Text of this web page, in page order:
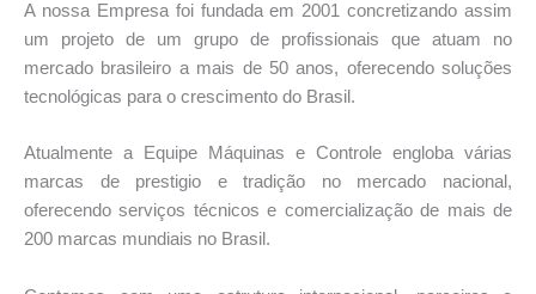
A nossa Empresa foi fundada em 2001 concretizando assim
um projeto de um grupo de profissionais que atuam no
mercado brasileiro a mais de 50 anos, oferecendo soluções
tecnológicas para o crescimento do Brasil.
Atualmente a Equipe Máquinas e Controle engloba várias
marcas de prestigio e tradição no mercado nacional,
oferecendo serviços técnicos e comercialização de mais de
200 marcas mundiais no Brasil.